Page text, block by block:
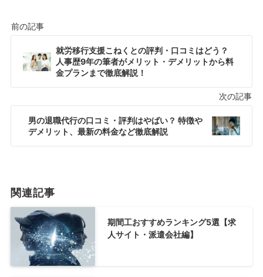
就労移行支援こねくとの評判・口コミはどう？
人事歴9年の筆者がメリット・デメリットから料
金プランまで徹底解説！
男の退職代行の口コミ・評判はやばい？ 特徴や
デメリット、最新の料金など徹底解説
関連記事
期間工おすすめランキング5選【求
人サイト・派遣会社編】